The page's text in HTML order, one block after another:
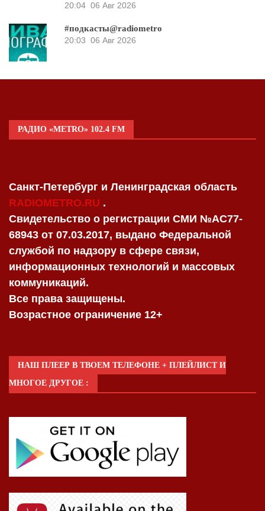
20:04 06 Авг 2026
#подкасты@radiometro
20:03 06 Авг 2026
РАДИО «METRO» 102.4 FM
Санкт-Петербург и Ленинградская область
RADIOMETRO.RU .
Свидетельство о регистрации СМИ №AC77-
68943 от 07.03.2017, выдано Федеральной
службой по надзору в сфере связи,
информационных технологий и массовых
коммуникаций.
Все права защищены.
Возрастное ограничение 12+
НАШ ПЛЕЕР В ТВОЕМ ТЕЛЕФОНЕ + ПЛЕЙЛИСТ И
МНОГОЕ ДРУГОЕ :